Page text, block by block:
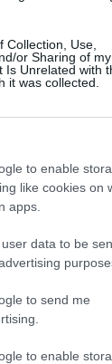
Collection, Use,
or Sharing of my
Is Unrelated with
it was collected.
to enable
like cookies on
apps.
data to be
to send me
to enable
algerino?
il patrimonio di
ex calciatori
dove vedere
fidanzato, figli e